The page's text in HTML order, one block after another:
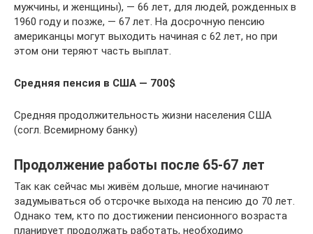
мужчины, и женщины), — 66 лет, для людей, рожденных в
1960 году и позже, — 67 лет. На досрочную пенсию
американцы могут выходить начиная с 62 лет, но при
этом они теряют часть выплат.
Средняя пенсия в США — 700$
Средняя продолжительность жизни населения США
(согл. Всемирному банку)
Продолжение работы после 65-67 лет
Так как сейчас мы живём дольше, многие начинают
задумываться об отсрочке выхода на пенсию до 70 лет.
Однако тем, кто по достижении пенсионного возраста
планирует продолжать работать, необходимо